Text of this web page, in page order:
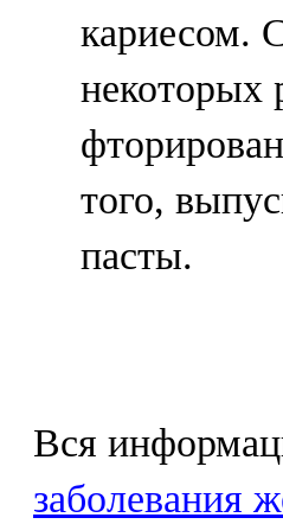
кариесом.
некоторых
того,
пасты.
Вся
заболевания